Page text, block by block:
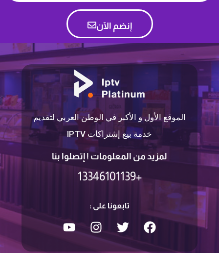
إنضم الآن
الموقع الأول و الأكبر في الوطن العربي لتقديم
خدمة بيع إشتراكات IPTV
لمزيد من المعلومات ! إتصلوا بنا
+13346101139
تابعونا على :